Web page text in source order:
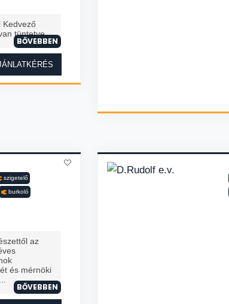
Kedvező
tüntetve.
BŐVEBBEN
szigetelő
burkoló
az
és mérnöki
BŐVEBBEN